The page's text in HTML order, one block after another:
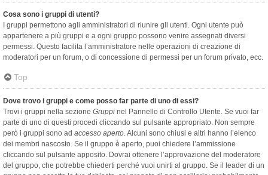
Cosa sono i gruppi di utenti?
I gruppi permettono agli amministratori di riunire gli utenti. Ogni utente può
appartenere a più gruppi e a ogni gruppo possono venire assegnati diversi
permessi. Questo facilita l’amministratore nelle operazioni di creazione di
moderatori per un forum, o di concessione di permessi per un forum privato, ecc.
Top
Dove trovo i gruppi e come posso far parte di uno di essi?
Trovi i gruppi nella sezione Gruppi nel Pannello di Controllo Utente. Se vuoi far
parte di uno di questi procedi cliccando sul pulsante appropriato. Non sempre
però i gruppi sono ad accesso aperto. Alcuni sono chiusi e altri hanno l’elenco
dei membri nascosto. Se il gruppo è aperto, puoi chiedere l’ammissione
cliccando sul pulsante apposito. Dovrai ottenere l’approvazione del moderatore
del gruppo, che potrebbe chiederti perché vuoi unirti al gruppo. Se il leader di un